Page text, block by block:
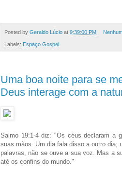
Posted by Geraldo Lúcio at 9:39:00 PM
Labels: Espaço Gospel
Uma boa noite para se
Deus interage com a
Salmo 19:1-4 diz: "Os céus declaram a
suas mãos. Um dia fala disso a outro dia;
palavras, não se ouve a sua voz. Mas a
até os confins do mundo."